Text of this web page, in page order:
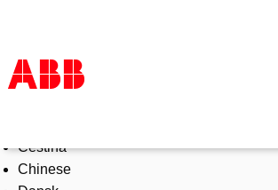
Products & Solutions
Industries
Čeština
Chinese